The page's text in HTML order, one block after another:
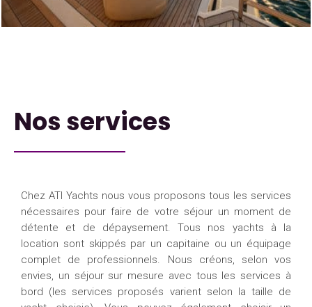
Nos services
Chez ATI Yachts nous vous proposons tous les services
nécessaires pour faire de votre séjour un moment de
détente et de dépaysement. Tous nos yachts à la
location sont skippés par un capitaine ou un équipage
complet de professionnels. Nous créons, selon vos
envies, un séjour sur mesure avec tous les services à
bord (les services proposés varient selon la taille de